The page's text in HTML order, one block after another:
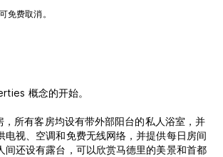
免费取消。
概念的开始。
所有客房均设有带外部阳台的私人浴室，并
电视、空调和免费无线网络，并提供每日房间
间还设有露台，可以欣赏马德里的美景和首都